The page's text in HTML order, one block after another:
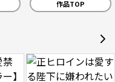
作品TOP